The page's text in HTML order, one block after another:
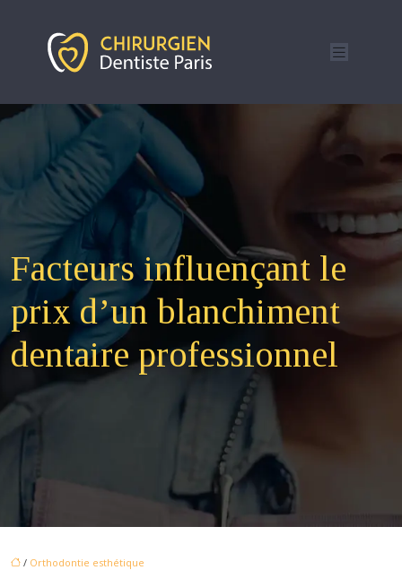
Facteurs influençant le
prix d’un blanchiment
dentaire professionnel
/ Orthodontie esthétique